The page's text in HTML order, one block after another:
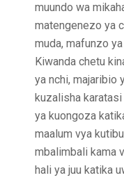
muundo wa
matengenezo ya
muda, mafunzo
Kiwanda chetu
ya nchi, majaribio
kuzalisha
ya kuongoza
maalum vya
mbalimbali kama
hali ya juu katika